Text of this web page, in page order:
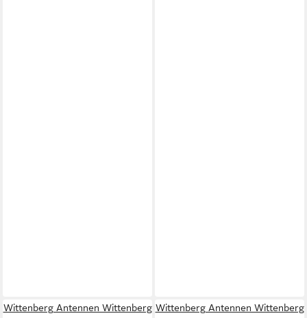
Wittenberg Antennen Wittenberg Wittenberg Antennen Wittenberg